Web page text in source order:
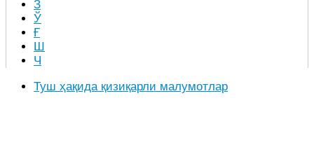
З
Ў
Ғ
Ш
Ч
Туш ҳақида қизиқарли малумотлар